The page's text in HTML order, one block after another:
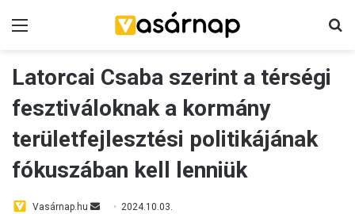
Menü
Latorcai Csaba szerint a térségi
fesztiváloknak a kormány
területfejlesztési politikájának
fókuszában kell lenniük
Vasárnap.hu
Send 2024.10.03.